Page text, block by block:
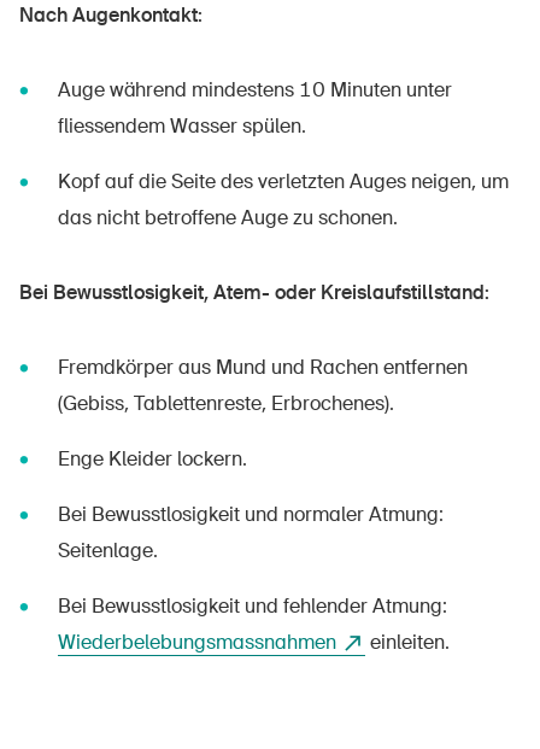
Newsletter abonnieren
Nach Augenkontakt:
Auge während mindestens 10 Minuten unter
fliessendem Wasser spülen.
Kopf auf die Seite des verletzten Auges neigen, um
das nicht betroffene Auge zu schonen.
Bei Bewusstlosigkeit, Atem- oder Kreislaufstillstand:
Fremdkörper aus Mund und Rachen entfernen
(Gebiss, Tablettenreste, Erbrochenes).
Enge Kleider lockern.
Bei Bewusstlosigkeit und normaler Atmung:
Seitenlage.
Bei Bewusstlosigkeit und fehlender Atmung:
Wiederbelebungsmassnahmen
einleiten.